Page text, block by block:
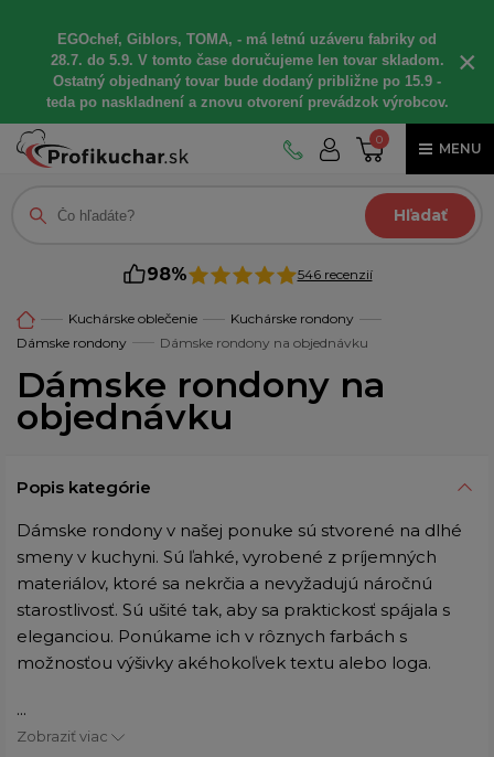
EGOchef, Giblors, TOMA, - má letnú uzáveru fabriky od
28.7. do 5.9. V tomto čase doručujeme len tovar skladom.
Ostatný objednaný tovar bude dodaný približne po 15.9 -
teda po naskladnení a znovu otvorení prevádzok výrobcov.
×
0
MENU
Hľadať
98% 546 recenzií
Kuchárske oblečenie
Kuchárske rondony
Dámske rondony
Dámske rondony na objednávku
Dámske rondony na
objednávku
Popis kategórie
Dámske rondony v našej ponuke sú stvorené na dlhé
smeny v kuchyni. Sú ľahké, vyrobené z príjemných
materiálov, ktoré sa nekrčia a nevyžadujú náročnú
starostlivosť. Sú ušité tak, aby sa praktickosť spájala s
eleganciou. Ponúkame ich v rôznych farbách s
možnosťou výšivky akéhokoľvek textu alebo loga.
...
Zobraziť viac